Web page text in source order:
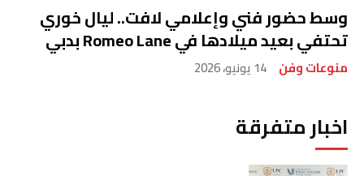
وسط حضور فني وإعلامي لافت.. ليال خوري
تحتفي بعيد ميلادها في Romeo Lane بدبي
منوعات وفن 14 يونيو، 2026
اخبار متفرقة